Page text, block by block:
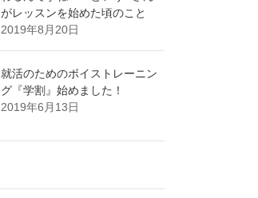
がレッスンを始めた頃のこと
2019年8月20日
就活のためのボイストレーニン
グ『学割』始めました！
2019年6月13日